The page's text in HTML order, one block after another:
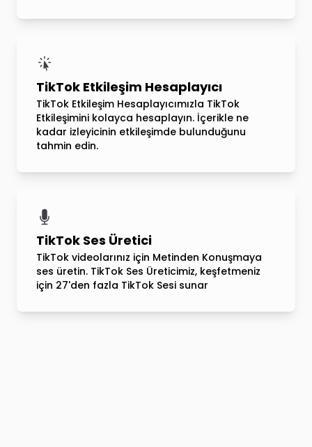
TikTok Etkileşim Hesaplayıcı
TikTok Etkileşim Hesaplayıcımızla TikTok
Etkileşimini kolayca hesaplayın. İçerikle ne
kadar izleyicinin etkileşimde bulunduğunu
tahmin edin.
TikTok Ses Üretici
TikTok videolarınız için Metinden Konuşmaya
ses üretin. TikTok Ses Üreticimiz, keşfetmeniz
için 27'den fazla TikTok Sesi sunar